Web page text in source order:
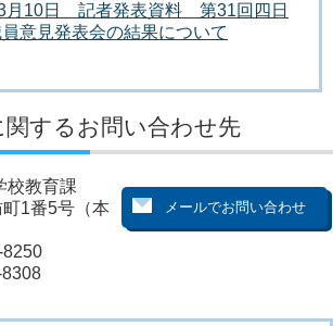
月10日 記者発表資料 第31回四日
意見発表会の結果について
するお問い合わせ先
校教育課
1番5号（本
8250